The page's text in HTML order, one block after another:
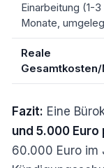
Einarbeitung (1-3
Monate,
Reale
Fazit: Eine
und 5.000
60.000 Euro im